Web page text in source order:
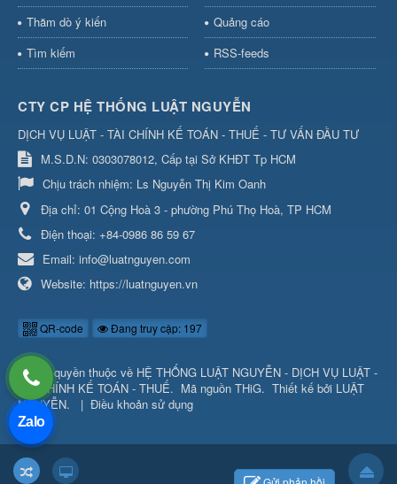
Thăm dò ý kiến
Quảng cáo
Tìm kiếm
RSS-feeds
CTY CP HỆ THỐNG LUẬT NGUYỄN
DỊCH VỤ LUẬT - TÀI CHÍNH KẾ TOÁN - THUẾ - TƯ VẤN ĐẦU TƯ
M.S.D.N: 0303078012, Cấp tại Sở KHĐT Tp HCM
Chịu trách nhiệm: Ls Nguyễn Thị Kim Oanh
Địa chỉ: 01 Cộng Hoà 3 - phường Phú Thọ Hoà, TP HCM
Điện thoại: +84-0986 86 59 67
Email: info@luatnguyen.com
Website: https://luatnguyen.vn
QR-code Đang truy cập: 197
© Bản quyền thuộc về HỆ THỐNG LUẬT NGUYỄN - DỊCH VỤ LUẬT -
TÀI CHÍNH KẾ TOÁN - THUẾ. Mã nguồn THiG. Thiết kế bởi LUẬT
NGUYỄN. | Điều khoản sử dụng
Zalo